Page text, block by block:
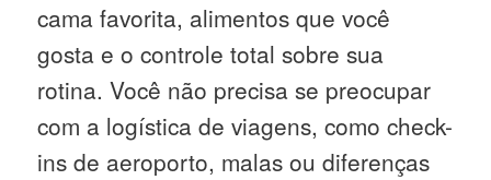
cama favorita, alimentos que você
gosta e o controle total sobre sua
rotina. Você não precisa se preocupar
com a logística de viagens, como check-
ins de aeroporto, malas ou diferenças